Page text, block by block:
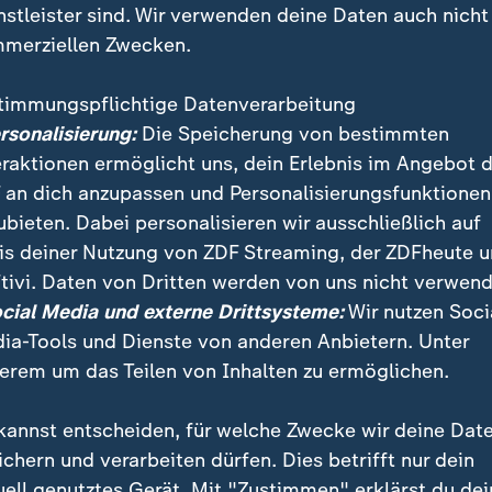
In Berlin treffen sich die Chefs von
den Weg zu bringen. Kanzler Merz zeigt sich vor
sind. Wir verwenden deine Daten auch nicht
Zwecken.
Datenverarbeitung
Die Speicherung von bestimmten
ermöglicht uns, dein Erlebnis im Angebot
an dich anzupassen und Personalisierungsfunktionen
Dabei personalisieren wir ausschließlich auf
deiner Nutzung von ZDF Streaming, der ZDFheute
Daten von Dritten werden von uns nicht
Media und externe Drittsysteme:Wir nutzen
Tools und Dienste von anderen Anbietern. Unter
um das Teilen von Inhalten zu ermöglichen.
entscheiden, für welche Zwecke wir deine
und verarbeiten dürfen. Dies betrifft nur dein